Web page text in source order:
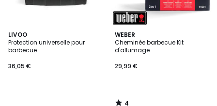
LIVOO
Protection universelle pour
barbecue
36,05 €
WEBER
Cheminée barbecue Kit
d'allumage
29,99 €
4
/
5
4